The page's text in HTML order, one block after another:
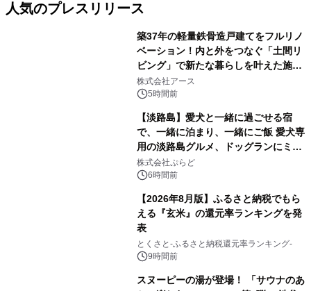
人気のプレスリリース
築37年の軽量鉄骨造戸建てをフルリノ
ベーション！内と外をつなぐ「土間リ
ビング」で新たな暮らしを叶えた施工
事例を株式会社アースが公開
株式会社アース
5時間前
【淡路島】愛犬と一緒に過ごせる宿
で、一緒に泊まり、一緒にご飯 愛犬専
用の淡路島グルメ、ドッグランにミニ
プール グランピングとトレーラーハウ
スの2施設で
株式会社ぷらど
6時間前
【2026年8月版】ふるさと納税でもら
える『玄米』の還元率ランキングを発
表
とくさと-ふるさと納税還元率ランキング-
9時間前
スヌーピーの湯が登場！ 「サウナのあ